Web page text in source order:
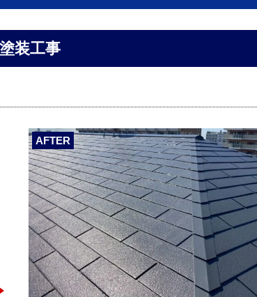
装工事
AFTER